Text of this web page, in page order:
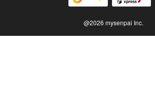
@2026 mysenpai Inc.